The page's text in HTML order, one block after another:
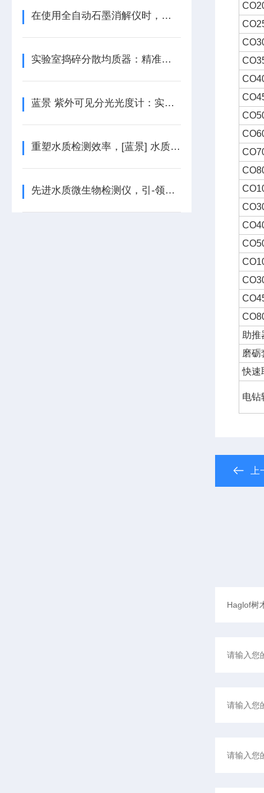
在使用全自动石墨消解仪时，如果出现故障应该如何处理？
实验室捣碎分散均质器：精准控制，卓-越性能
蓝景 紫外可见分光光度计：实验室的智慧之光，解析物质光谱密码
重塑水质检测效率，[蓝景] 水质色度分析仪来袭
先进水质微生物检测仪，引-领检测新潮流
助推
磨砺
快速
电钻